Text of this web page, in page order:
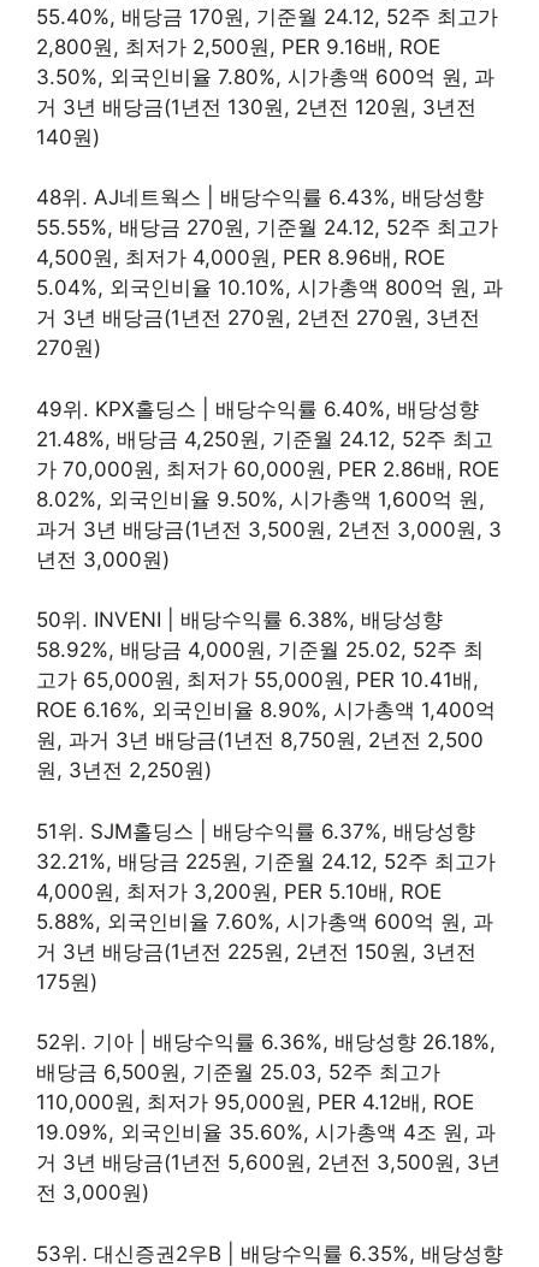
55.40%, 배당금 170원, 기준월 24.12, 52주 최고가
2,800원, 최저가 2,500원, PER 9.16배, ROE
3.50%, 외국인비율 7.80%, 시가총액 600억 원, 과
거 3년 배당금(1년전 130원, 2년전 120원, 3년전
140원)
48위. AJ네트웍스 | 배당수익률 6.43%, 배당성향
55.55%, 배당금 270원, 기준월 24.12, 52주 최고가
4,500원, 최저가 4,000원, PER 8.96배, ROE
5.04%, 외국인비율 10.10%, 시가총액 800억 원, 과
거 3년 배당금(1년전 270원, 2년전 270원, 3년전
270원)
49위. KPX홀딩스 | 배당수익률 6.40%, 배당성향
21.48%, 배당금 4,250원, 기준월 24.12, 52주 최고
가 70,000원, 최저가 60,000원, PER 2.86배, ROE
8.02%, 외국인비율 9.50%, 시가총액 1,600억 원,
과거 3년 배당금(1년전 3,500원, 2년전 3,000원, 3
년전 3,000원)
50위. INVENI | 배당수익률 6.38%, 배당성향
58.92%, 배당금 4,000원, 기준월 25.02, 52주 최
고가 65,000원, 최저가 55,000원, PER 10.41배,
ROE 6.16%, 외국인비율 8.90%, 시가총액 1,400억
원, 과거 3년 배당금(1년전 8,750원, 2년전 2,500
원, 3년전 2,250원)
51위. SJM홀딩스 | 배당수익률 6.37%, 배당성향
32.21%, 배당금 225원, 기준월 24.12, 52주 최고가
4,000원, 최저가 3,200원, PER 5.10배, ROE
5.88%, 외국인비율 7.60%, 시가총액 600억 원, 과
거 3년 배당금(1년전 225원, 2년전 150원, 3년전
175원)
52위. 기아 | 배당수익률 6.36%, 배당성향 26.18%,
배당금 6,500원, 기준월 25.03, 52주 최고가
110,000원, 최저가 95,000원, PER 4.12배, ROE
19.09%, 외국인비율 35.60%, 시가총액 4조 원, 과
거 3년 배당금(1년전 5,600원, 2년전 3,500원, 3년
전 3,000원)
53위. 대신증권2우B | 배당수익률 6.35%, 배당성향